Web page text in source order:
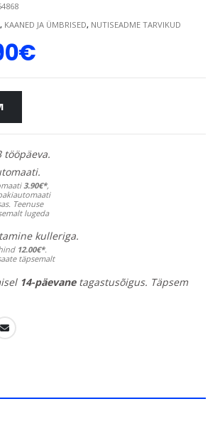
, KAANED JA ÜMBRISED, NUTISEADME TARVIKUD
€
tööpäeva.
3.90€*,
Teenuse
lugeda
kulleriga.
12.00€*.
täpsemalt
14-päevanetagastusõigus. Täpsem